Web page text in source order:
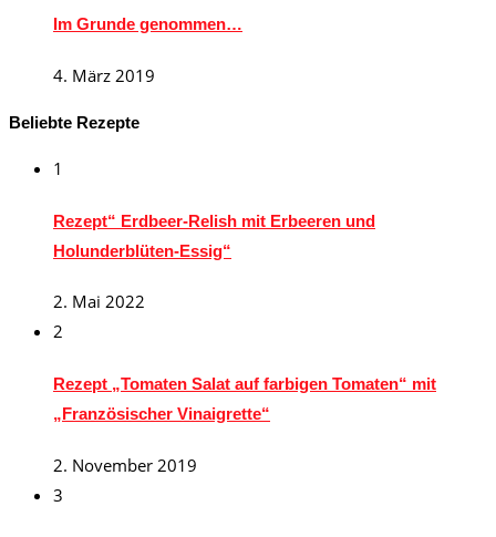
Im Grunde genommen…
4. März 2019
Beliebte Rezepte
1
Rezept“ Erdbeer-Relish mit Erbeeren und
Holunderblüten-Essig“
2. Mai 2022
2
Rezept „Tomaten Salat auf farbigen Tomaten“ mit
„Französischer Vinaigrette“
2. November 2019
3